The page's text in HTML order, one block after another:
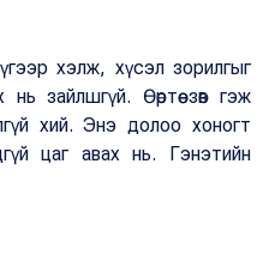
хэлж, хүсэл зорилгыг
зайлшгүй. Өөртөө зөв гэж
хий. Энэ долоо хоногт
цаг авах нь. Гэнэтийн